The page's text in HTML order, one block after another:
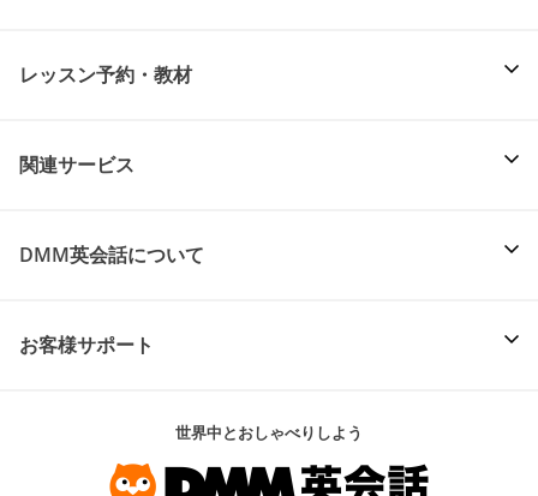
レッスン予約・教材
関連サービス
DMM英会話について
お客様サポート
世界中とおしゃべりしよう